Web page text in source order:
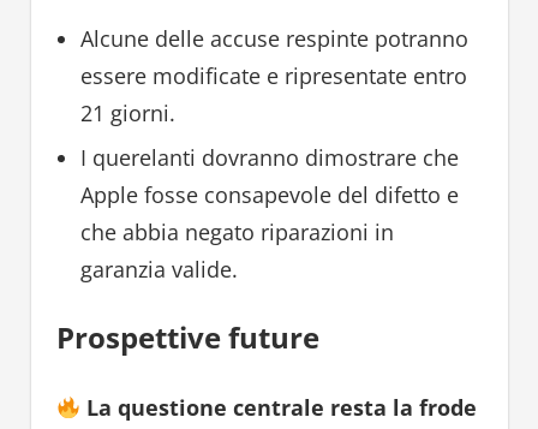
Alcune delle accuse respinte potranno
essere modificate e ripresentate entro
21 giorni.
I querelanti dovranno dimostrare che
Apple fosse consapevole del difetto e
che abbia negato riparazioni in
garanzia valide.
Prospettive future
La questione centrale resta la frode